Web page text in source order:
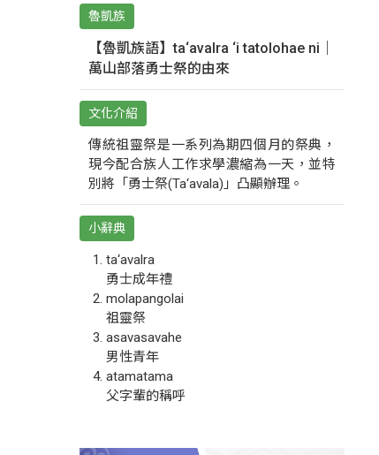
魯凱族
【魯凱族語】ta‘avalra ‘i tatolohae ni｜
萬山部落勇士祭的由來
文化介紹
傳統祖靈祭是一系列為期四個月的祭典，
現今配合族人工作求學濃縮為一天，並特
別將「勇士祭(Ta‘avala)」凸顯辦理。
小辭典
ta‘avalra
勇士成年禮
molapangolai
祖靈祭
asavasavahe
男性青年
atamatama
父字輩的稱呼